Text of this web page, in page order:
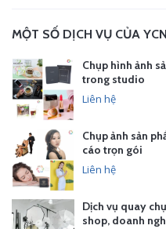
MỘT SỐ DỊCH VỤ CỦA
Chụp hình ảnh
trong studio
Liên hệ
Chụp ảnh sản
cáo trọn gói
Liên hệ
Dịch vụ quay
shop, doanh